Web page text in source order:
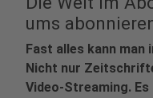
ums
Fast alles kann man
Nicht nur
Video-Streaming.